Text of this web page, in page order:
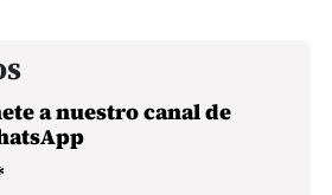
a nuestro canal de